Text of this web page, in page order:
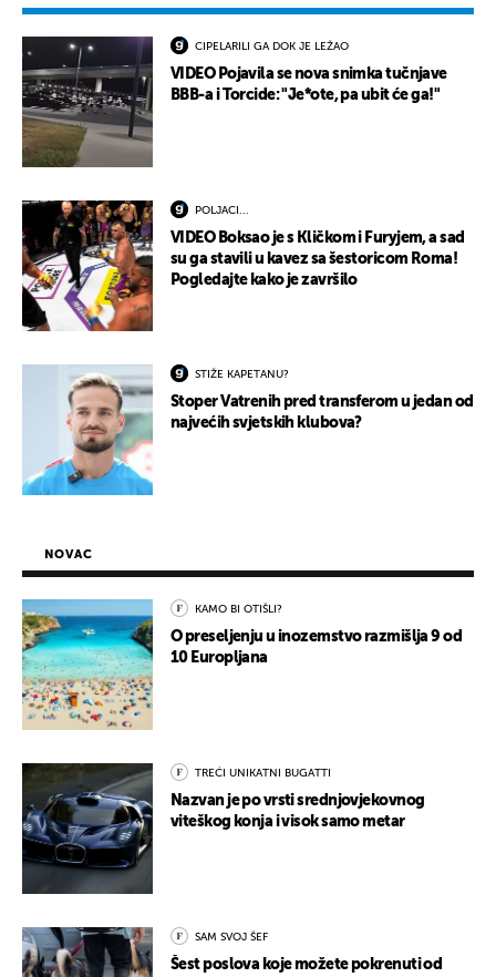
CIPELARILI GA DOK JE LEŽAO
VIDEO Pojavila se nova snimka tučnjave
BBB-a i Torcide: "Je*ote, pa ubit će ga!"
POLJACI...
VIDEO Boksao je s Kličkom i Furyjem, a sad
su ga stavili u kavez sa šestoricom Roma!
Pogledajte kako je završilo
STIŽE KAPETANU?
Stoper Vatrenih pred transferom u jedan od
najvećih svjetskih klubova?
NOVAC
KAMO BI OTIŠLI?
O preseljenju u inozemstvo razmišlja 9 od
10 Europljana
TREĆI UNIKATNI BUGATTI
Nazvan je po vrsti srednjovjekovnog
viteškog konja i visok samo metar
SAM SVOJ ŠEF
Šest poslova koje možete pokrenuti od